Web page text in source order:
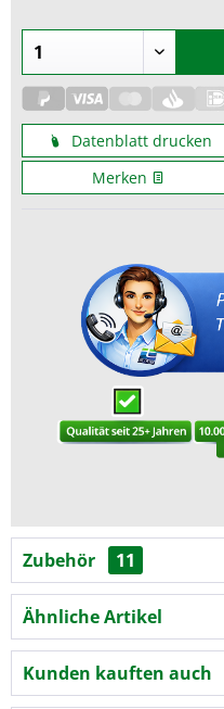
Datenblatt drucken
Merken
Zubehör 11
Ähnliche Artikel
Kunden kauften auch